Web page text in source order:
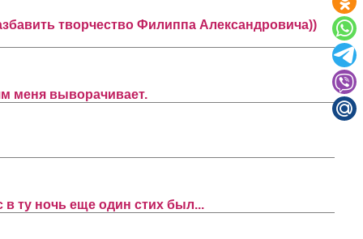
творчество Филиппа Александровича))
меня выворачивает.
в ту ночь еще один стих был...